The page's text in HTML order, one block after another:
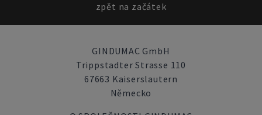
zpět na začátek
GINDUMAC GmbH
Trippstadter Strasse 110
67663 Kaiserslautern
Německo